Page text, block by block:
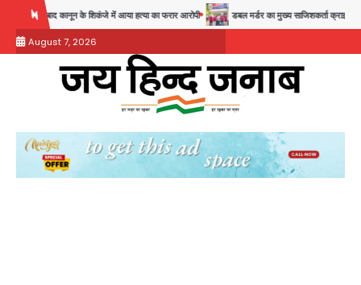
content
साल बाद कानून के शिकंजे में आया हत्या का फरार आरोपी डबल मर्डर का मुख्य साजिशकर्ता क्राइम ब्रांच के
August 7, 2026